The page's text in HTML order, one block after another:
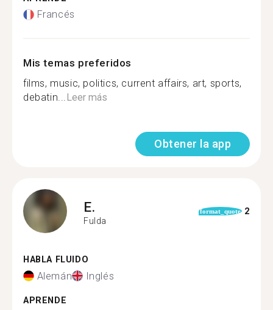
Francés
Mis temas preferidos
films, music, politics, current affairs, art, sports,
debatin...Leer más
Obtener la app
E.
Fulda
format_quote 2
HABLA FLUIDO
Alemán Inglés
APRENDE